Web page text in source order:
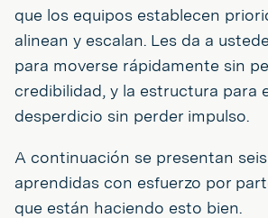
que los equipos establecen
alinean y escalan. Les da a
para moverse rápidamente sin
credibilidad, y la estructura para
desperdicio sin perder impulso.
A continuación se presentan
aprendidas con esfuerzo por
que están haciendo esto bien.